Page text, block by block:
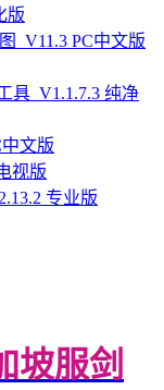
版
_V11.3 PC中文版
具_V1.1.7.3 纯净
文版
视版
专业版
坡服剑